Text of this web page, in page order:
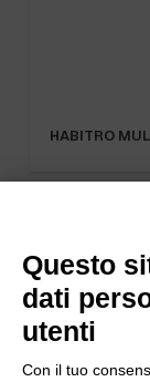
HABITRO
Questo
dati
utenti
Con il tuo